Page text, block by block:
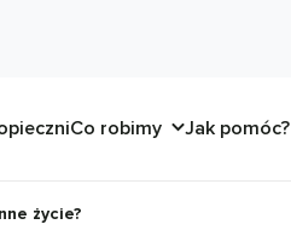
Co robimy Jak pomóc?
życie?